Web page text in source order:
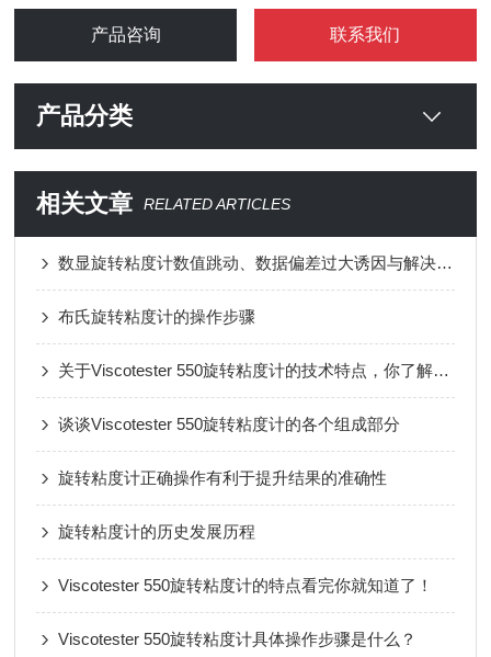
产品咨询 联系我们
产品分类
相关文章 RELATED ARTICLES
数显旋转粘度计数值跳动、数据偏差过大诱因与解决对策
布氏旋转粘度计的操作步骤
关于Viscotester 550旋转粘度计的技术特点，你了解多少呢？
谈谈Viscotester 550旋转粘度计的各个组成部分
旋转粘度计正确操作有利于提升结果的准确性
旋转粘度计的历史发展历程
Viscotester 550旋转粘度计的特点看完你就知道了！
Viscotester 550旋转粘度计具体操作步骤是什么？